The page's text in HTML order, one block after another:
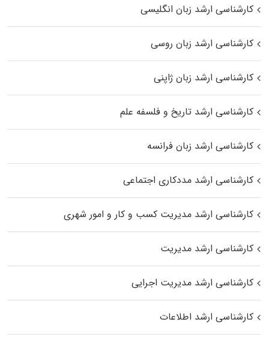
کارشناسی ارشد زبان انگلیسی
کارشناسی ارشد زبان روسی
کارشناسی ارشد زبان ژاپنی
کارشناسی ارشد تاریخ و فلسفه علم
کارشناسی ارشد زبان فرانسه
کارشناسی ارشد مددکاری اجتماعی
کارشناسی ارشد مدیریت کسب و کار و امور شهری
کارشناسی ارشد مدیریت
کارشناسی ارشد مدیریت اجرایی
کارشناسی ارشد اطلاعات